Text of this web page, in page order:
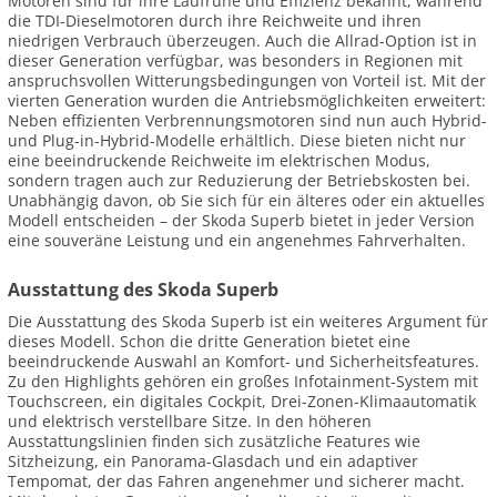
die TDI-Dieselmotoren durch ihre Reichweite und ihren
niedrigen Verbrauch überzeugen. Auch die Allrad-Option ist in
dieser Generation verfügbar, was besonders in Regionen mit
anspruchsvollen Witterungsbedingungen von Vorteil ist. Mit der
vierten Generation wurden die Antriebsmöglichkeiten erweitert:
Neben effizienten Verbrennungsmotoren sind nun auch Hybrid-
und Plug-in-Hybrid-Modelle erhältlich. Diese bieten nicht nur
eine beeindruckende Reichweite im elektrischen Modus,
sondern tragen auch zur Reduzierung der Betriebskosten bei.
Unabhängig davon, ob Sie sich für ein älteres oder ein aktuelles
Modell entscheiden – der Skoda Superb bietet in jeder Version
eine souveräne Leistung und ein angenehmes Fahrverhalten.
Ausstattung des Skoda Superb
Die Ausstattung des Skoda Superb ist ein weiteres Argument für
dieses Modell. Schon die dritte Generation bietet eine
beeindruckende Auswahl an Komfort- und Sicherheitsfeatures.
Zu den Highlights gehören ein großes Infotainment-System mit
Touchscreen, ein digitales Cockpit, Drei-Zonen-Klimaautomatik
und elektrisch verstellbare Sitze. In den höheren
Ausstattungslinien finden sich zusätzliche Features wie
Sitzheizung, ein Panorama-Glasdach und ein adaptiver
Tempomat, der das Fahren angenehmer und sicherer macht.